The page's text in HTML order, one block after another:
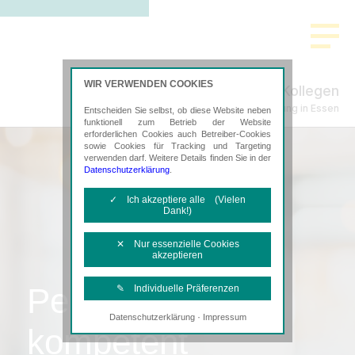
Thanscheidt & Kollegen
Steuerberatung in Essen
Persönlich,
kompetent
WIR VERWENDEN COOKIES
Entscheiden Sie selbst, ob diese Website neben
funktionell zum Betrieb der Website
erforderlichen Cookies auch Betreiber-Cookies
sowie Cookies für Tracking und Targeting
verwenden darf. Weitere Details finden Sie in der
Datenschutzerklärung
✓ Ich akzeptiere alle (Vielen
Dank!)
✕ Nur essenzielle Cookies
akzeptieren
✎ Individuelle Präferenzen
Notwendige Cookies
Diese Cookies sind erforderlich, um die
Datenschutzerklärung· Impressum